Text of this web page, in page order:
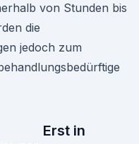
von Stunden bis
die
jedoch zum
Erst in